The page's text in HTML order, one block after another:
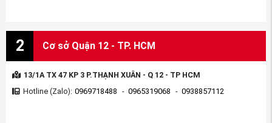
2 Cơ sở Quận 12 - TP. HCM
13/1A TX 47 KP 3 P.THẠNH XUÂN - Q 12 - TP HCM
Hotline (Zalo): 0969718488 - 0965319068 - 0938857112